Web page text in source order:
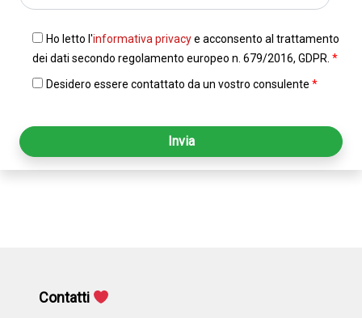
Ho letto l'informativa privacye acconsento al trattamento
dei dati secondo regolamento europeo n. 679/2016, GDPR. *
Desidero essere contattato da un vostro consulente *
Contatti